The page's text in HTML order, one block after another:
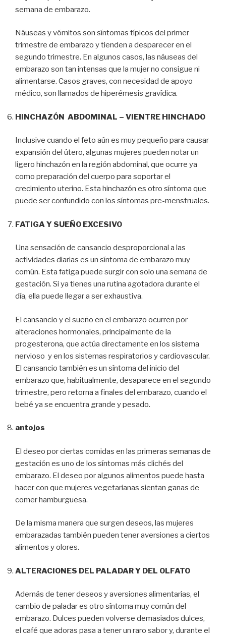
semana de embarazo.
Náuseas y vómitos son síntomas típicos del primer
trimestre de embarazo y tienden a desparecer en el
segundo trimestre. En algunos casos, las náuseas del
embarazo son tan intensas que la mujer no consigue ni
alimentarse. Casos graves, con necesidad de apoyo
médico, son llamados de hiperémesis gravídica.
HINCHAZÓN ABDOMINAL – VIENTRE HINCHADO
Inclusive cuando el feto aún es muy pequeño para causar
expansión del útero, algunas mujeres pueden notar un
ligero hinchazón en la región abdominal, que ocurre ya
como preparación del cuerpo para soportar el
crecimiento uterino. Esta hinchazón es otro síntoma que
puede ser confundido con los síntomas pre-menstruales.
FATIGA Y SUEÑO EXCESIVO
Una sensación de cansancio desproporcional a las
actividades diarias es un síntoma de embarazo muy
común. Esta fatiga puede surgir con solo una semana de
gestación. Si ya tienes una rutina agotadora durante el
día, ella puede llegar a ser exhaustiva.
El cansancio y el sueño en el embarazo ocurren por
alteraciones hormonales, principalmente de la
progesterona, que actúa directamente en los sistema
nervioso y en los sistemas respiratorios y cardiovascular.
El cansancio también es un síntoma del inicio del
embarazo que, habitualmente, desaparece en el segundo
trimestre, pero retorna a finales del embarazo, cuando el
bebé ya se encuentra grande y pesado.
antojos
El deseo por ciertas comidas en las primeras semanas de
gestación es uno de los síntomas más clichés del
embarazo. El deseo por algunos alimentos puede hasta
hacer con que mujeres vegetarianas sientan ganas de
comer hamburguesa.
De la misma manera que surgen deseos, las mujeres
embarazadas también pueden tener aversiones a ciertos
alimentos y olores.
ALTERACIONES DEL PALADAR Y DEL OLFATO
Además de tener deseos y aversiones alimentarias, el
cambio de paladar es otro síntoma muy común del
embarazo. Dulces pueden volverse demasiados dulces,
el café que adoras pasa a tener un raro sabor y, durante el